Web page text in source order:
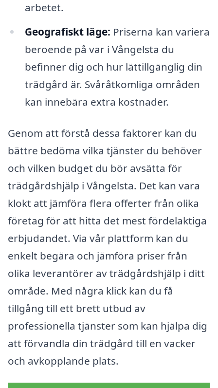
arbetet.
Geografiskt läge: Priserna kan variera
beroende på var i Vångelsta du
befinner dig och hur lättillgänglig din
trädgård är. Svåråtkomliga områden
kan innebära extra kostnader.
Genom att förstå dessa faktorer kan du
bättre bedöma vilka tjänster du behöver
och vilken budget du bör avsätta för
trädgårdshjälp i Vångelsta. Det kan vara
klokt att jämföra flera offerter från olika
företag för att hitta det mest fördelaktiga
erbjudandet. Via vår plattform kan du
enkelt begära och jämföra priser från
olika leverantörer av trädgårdshjälp i ditt
område. Med några klick kan du få
tillgång till ett brett utbud av
professionella tjänster som kan hjälpa dig
att förvandla din trädgård till en vacker
och avkopplande plats.